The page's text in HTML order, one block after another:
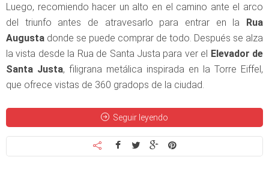
Luego, recomiendo hacer un alto en el camino ante el arco
del triunfo antes de atravesarlo para entrar en la Rua
Augusta donde se puede comprar de todo. Después se alza
la vista desde la Rua de Santa Justa para ver el Elevador de
Santa Justa, filigrana metálica inspirada en la Torre Eiffel,
que ofrece vistas de 360 gradops de la ciudad.
Seguir leyendo